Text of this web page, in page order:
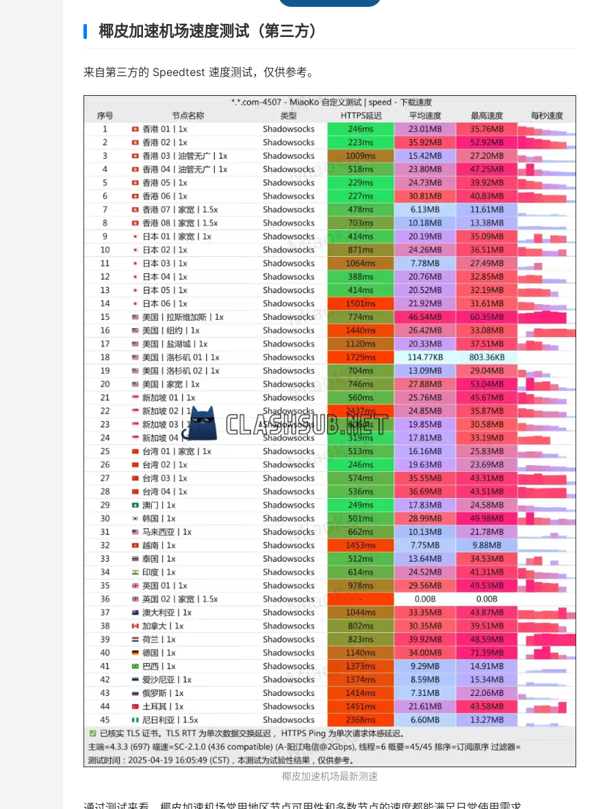
椰皮加速机场速度测试（第三方）
来自第三方的 Speedtest 速度测试，仅供参考。
椰皮加速机场最新测速